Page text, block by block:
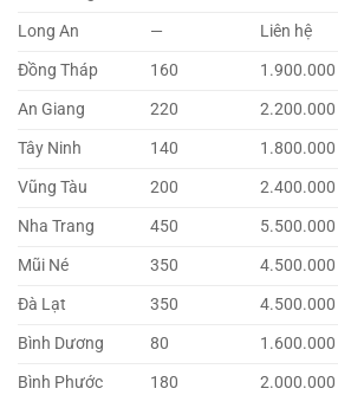
Long An
— Liên hệ
Đồng Tháp
160 1.900.000
An Giang
220 2.200.000
Tây Ninh
140 1.800.000
Vũng Tàu
200 2.400.000
Nha Trang
450 5.500.000
Mũi Né
350 4.500.000
Đà Lạt
350 4.500.000
Bình Dương
80 1.600.000
Bình Phước
180 2.000.000